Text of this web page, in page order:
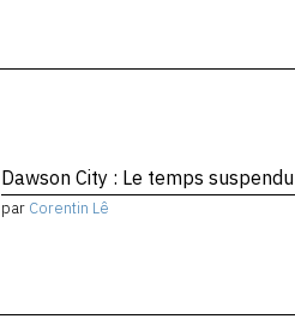
Dawson City : Le temps suspendu
par Corentin Lê